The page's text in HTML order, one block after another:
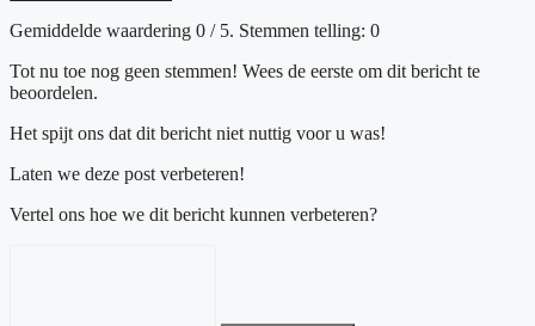
Gemiddelde waardering 0 / 5. Stemmen telling: 0
Tot nu toe nog geen stemmen! Wees de eerste om dit bericht te
beoordelen.
Het spijt ons dat dit bericht niet nuttig voor u was!
Laten we deze post verbeteren!
Vertel ons hoe we dit bericht kunnen verbeteren?